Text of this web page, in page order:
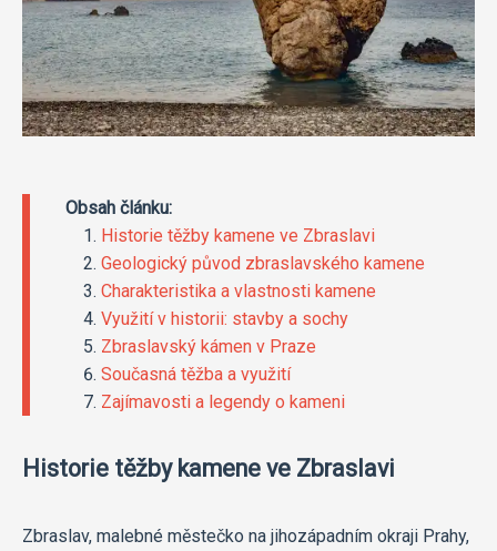
Obsah článku:
Historie těžby kamene ve Zbraslavi
Geologický původ zbraslavského kamene
Charakteristika a vlastnosti kamene
Využití v historii: stavby a sochy
Zbraslavský kámen v Praze
Současná těžba a využití
Zajímavosti a legendy o kameni
Historie těžby kamene ve Zbraslavi
Zbraslav, malebné městečko na jihozápadním okraji Prahy,